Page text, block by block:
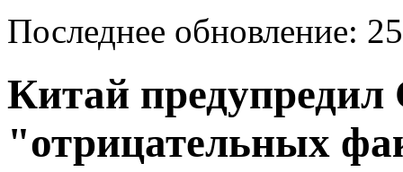
Последнее обновление:
Китай
"отрицательных